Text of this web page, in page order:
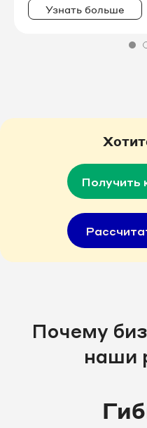
Узнать больше
Получить
Почему
наши